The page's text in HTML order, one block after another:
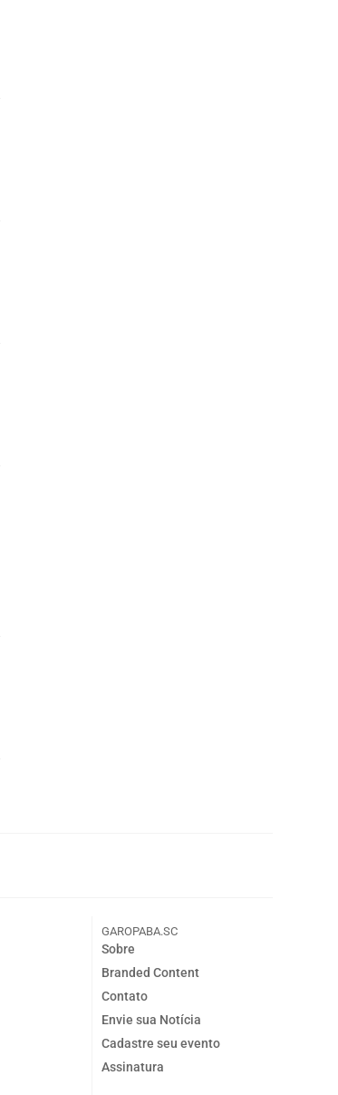
GAROPABA.SC
Sobre
Branded Content
Contato
Envie sua Notícia
Cadastre seu evento
Assinatura